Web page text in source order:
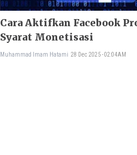
Cara Aktifkan Facebook Pro dan
Syarat Monetisasi
Muhammad Imam Hatami 28 Dec 2025 - 02:04AM